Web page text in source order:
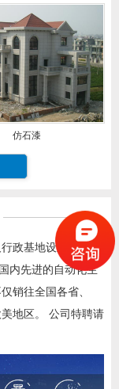
仿石漆
政基地设立于被称
内先进的自动化生
销往全国各省、
地区。 公司特聘请